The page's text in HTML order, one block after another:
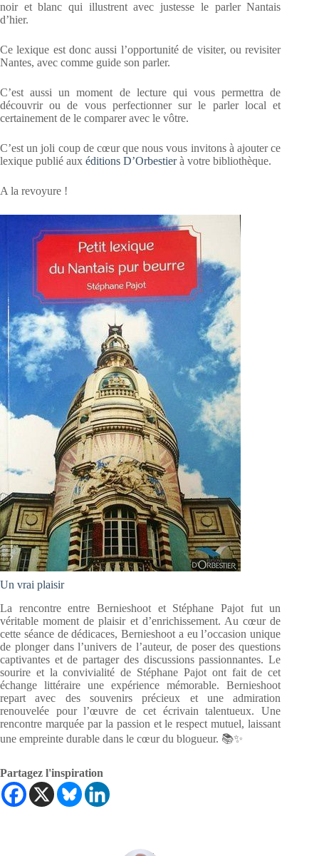
noir et blanc qui illustrent avec justesse le parler Nantais
d’hier.
Ce lexique est donc aussi l’opportunité de visiter, ou revisiter
Nantes, avec comme guide son parler.
C’est aussi un moment de lecture qui vous permettra de
découvrir ou de vous perfectionner sur le parler local et
certainement de le comparer avec le vôtre.
C’est un joli coup de cœur que nous vous invitons à ajouter ce
lexique publié aux éditions D’Orbestierà votre bibliothèque.
A la revoyure !
Un vrai plaisir
La rencontre entre Bernieshoot et Stéphane Pajot fut un
véritable moment de plaisir et d’enrichissement. Au cœur de
cette séance de dédicaces, Bernieshoot a eu l’occasion unique
de plonger dans l’univers de l’auteur, de poser des questions
captivantes et de partager des discussions passionnantes. Le
sourire et la convivialité de Stéphane Pajot ont fait de cet
échange littéraire une expérience mémorable. Bernieshoot
repart avec des souvenirs précieux et une admiration
renouvelée pour l’œuvre de cet écrivain talentueux. Une
rencontre marquée par la passion et le respect mutuel, laissant
une empreinte durable dans le cœur du blogueur. 📚✨
Partagez l'inspiration